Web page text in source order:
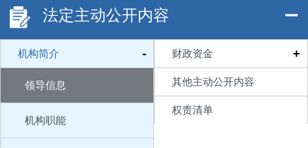
法定主动公开内容
机构简介 -
领导信息
机构职能
财政资金 +
其他主动公开内容
权责清单